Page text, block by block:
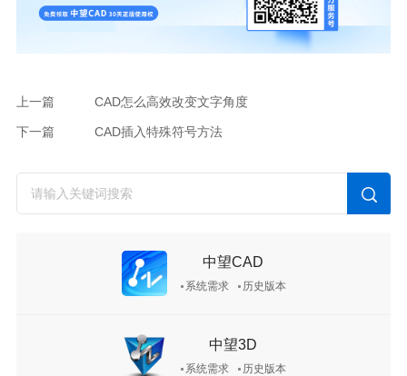
上一篇 CAD怎么高效改变文字角度
下一篇 CAD插入特殊符号方法
中望CAD
系统需求 历史版本
中望3D
系统需求 历史版本